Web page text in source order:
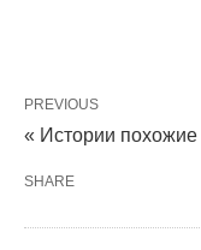
PREVIOUS
« Истории
SHARE